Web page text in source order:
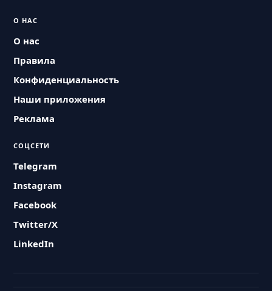
О НАС
О нас
Правила
Конфиденциальность
Наши приложения
Реклама
СОЦСЕТИ
Telegram
Instagram
Facebook
Twitter/X
LinkedIn